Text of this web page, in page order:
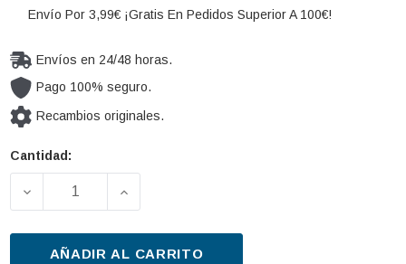
Envío Por 3,99€ ¡Gratis En Pedidos Superior A 100€!
Envíos en 24/48 horas.
Pago 100% seguro.
Recambios originales.
Cantidad
Cantidad:
DISMINUIR LA CANTIDAD DE LIMPIAPARABRISAS
AUMENTAR LA CANTIDAD DE
AÑADIR AL CARRITO